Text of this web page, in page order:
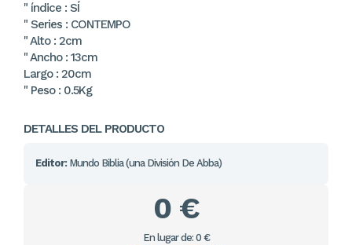
" índice : SÍ
" Series : CONTEMPO
" Alto : 2cm
" Ancho : 13cm
Largo : 20cm
" Peso : 0.5Kg
DETALLES DEL PRODUCTO
Editor: Mundo Biblia (una División De Abba)
0 €
En lugar de: 0 €